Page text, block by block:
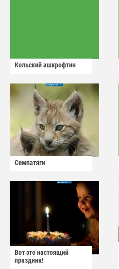
Кольский ашкрофтин
Симпатяги
Вот это настоящий
праздник!